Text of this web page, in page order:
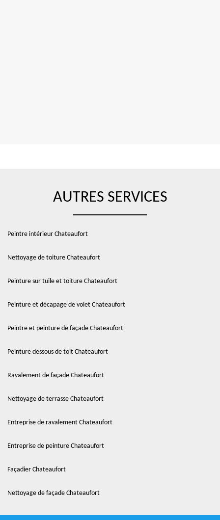
AUTRES SERVICES
Peintre intérieur Chateaufort
Nettoyage de toiture Chateaufort
Peinture sur tuile et toiture Chateaufort
Peinture et décapage de volet Chateaufort
Peintre et peinture de façade Chateaufort
Peinture dessous de toit Chateaufort
Ravalement de façade Chateaufort
Nettoyage de terrasse Chateaufort
Entreprise de ravalement Chateaufort
Entreprise de peinture Chateaufort
Façadier Chateaufort
Nettoyage de façade Chateaufort